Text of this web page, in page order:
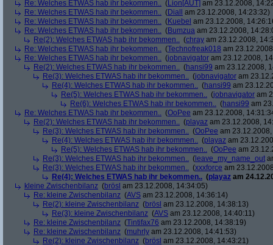
Re: Welches ETWAS hab ihr bekommen.. (Lion[AUT] am 23.12.2008,
Re: Welches ETWAS hab ihr bekommen.. (Diall
am 23.12.2008, 14:23:32)
Re: Welches ETWAS hab ihr bekommen.. (Kuebel am 23.12.2008,
Re: Welches ETWAS hab ihr bekommen.. (Bumzua am 23.12.2008,
Re(2): Welches ETWAS hab ihr bekommen.. (chray am 23.12.2008,
Re: Welches ETWAS hab ihr bekommen.. (Technofreak018 am
Re: Welches ETWAS hab ihr bekommen.. (jobnavigator am 23.12.2008,
Re(2): Welches ETWAS hab ihr bekommen.. (hansi99 am 23.12.2008,
Re(3): Welches ETWAS hab ihr bekommen.. (jobnavigator am
Re(4): Welches ETWAS hab ihr bekommen.. (hansi99 am
Re(5): Welches ETWAS hab ihr bekommen.. (jobnavigator am
Re(6): Welches ETWAS hab ihr bekommen.. (hansi99 am
Re: Welches ETWAS hab ihr bekommen.. (OoPee am 23.12.2008,
Re(2): Welches ETWAS hab ihr bekommen.. (playaz am 23.12.2008,
Re(3): Welches ETWAS hab ihr bekommen.. (OoPee am
Re(4): Welches ETWAS hab ihr bekommen.. (playaz am
Re(5): Welches ETWAS hab ihr bekommen.. (OoPee am
Re(3): Welches ETWAS hab ihr bekommen.. ( leave_my_name_out
Re(3): Welches ETWAS hab ihr bekommen.. (xxxforce am
Re(4): Welches ETWAS hab ihr bekommen.. (playaz am
kleine Zwischenbilanz (brösl am 23.12.2008, 14:34:05)
Re: kleine Zwischenbilanz (AVS am 23.12.2008, 14:36:14)
Re(2): kleine Zwischenbilanz (brösl am 23.12.2008, 14:38:13)
Re(3): kleine Zwischenbilanz (AVS am 23.12.2008, 14:40:11)
Re: kleine Zwischenbilanz (Tintifax76 am 23.12.2008, 14:38:19)
Re: kleine Zwischenbilanz (muhrly am 23.12.2008, 14:41:53)
Re(2): kleine Zwischenbilanz (brösl am 23.12.2008, 14:43:21)